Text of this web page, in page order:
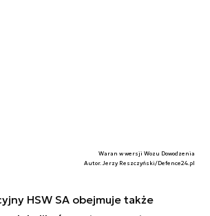
Waran w wersji Wozu Dowodzenia
Autor. Jerzy Reszczyński/Defence24.pl
HSW SA obejmuje także